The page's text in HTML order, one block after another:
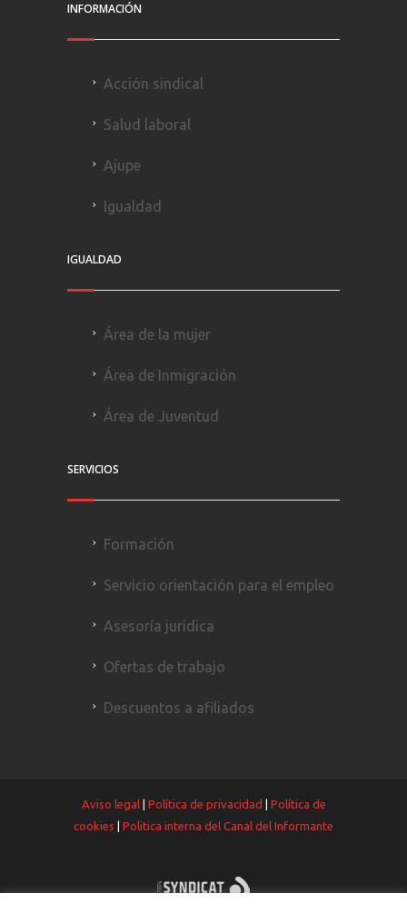
INFORMACIÓN
Acción sindical
Salud laboral
Ajupe
Igualdad
IGUALDAD
Área de la mujer
Área de Inmigración
Área de Juventud
SERVICIOS
Formación
Servicio orientación para el empleo
Asesoría jurídica
Ofertas de trabajo
Descuentos a afiliados
Aviso legal| Política de privacidad
Política de
cookies
Politica interna del Canal del Informante